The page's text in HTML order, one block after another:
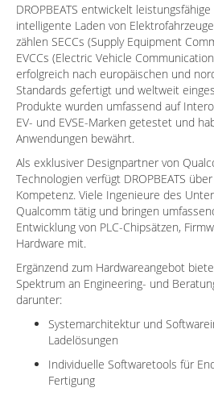
DROPBEATS entwickelt
intelligente Laden von
zählen SECCs (Supply Equipment
EVCCs (Electric Vehicle
erfolgreich nach europäischen und
Standards gefertigt und weltweit
Produkte wurden umfassend auf
EV- und EVSE-Marken getestet und
Anwendungen bewährt.
Als exklusiver Designpartner von
Technologien verfügt DROPBEATS
Kompetenz. Viele Ingenieure des
Qualcomm tätig und bringen
Entwicklung von PLC-Chipsätzen,
Hardware mit.
Ergänzend zum Hardwareangebot
Spektrum an Engineering- und
darunter:
Systemarchitektur und
Ladelösungen
Individuelle Softwaretools für
Fertigung